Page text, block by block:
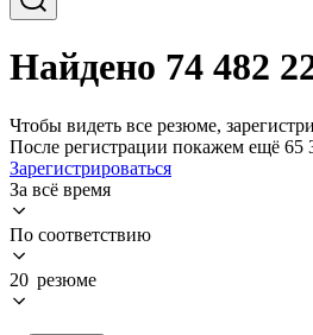
Найдено 74 482
Чтобы видеть все резюме,
После регистрации покажем ещё 65
Зарегистрироваться
За всё время
По соответствию
20 резюме